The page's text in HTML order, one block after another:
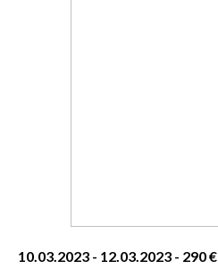
10.03.2023 - 12.03.2023 - 290 €